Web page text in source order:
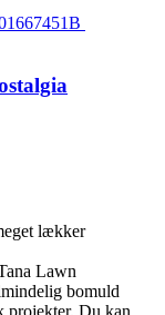
lækker
Lawn
bomuld